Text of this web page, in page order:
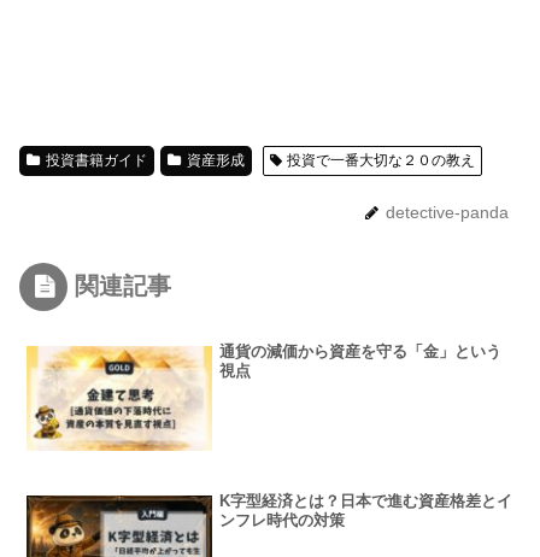
投資書籍ガイド 資産形成 投資で一番大切な２０の教え
detective-panda
関連記事
通貨の減価から資産を守る「金」という
視点
K字型経済とは？日本で進む資産格差とイ
ンフレ時代の対策